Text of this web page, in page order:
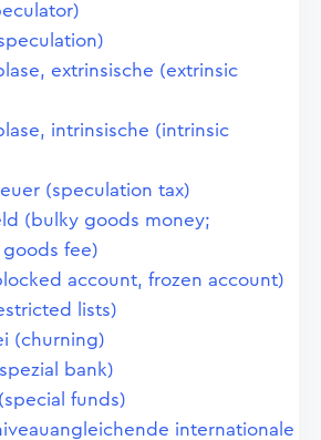
extrinsische (extrinsic
intrinsische (intrinsic
(speculation tax)
(bulky goods money;
fee)
account, frozen account)
lists)
(churning)
bank)
funds)
internationale